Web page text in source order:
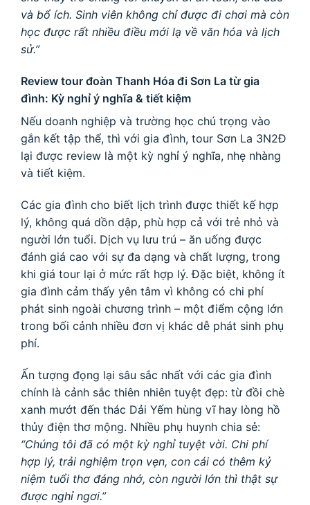
và bổ ích. Sinh viên không chỉ được đi chơi mà còn
học được rất nhiều điều mới lạ về văn hóa và lịch
sử.”
Review tour đoàn Thanh Hóa đi Sơn La từ gia
đình: Kỳ nghỉ ý nghĩa & tiết kiệm
Nếu doanh nghiệp và trường học chú trọng vào
gắn kết tập thể, thì với gia đình, tour Sơn La 3N2Đ
lại được review là một kỳ nghỉ ý nghĩa, nhẹ nhàng
và tiết kiệm.
Các gia đình cho biết lịch trình được thiết kế hợp
lý, không quá dồn dập, phù hợp cả với trẻ nhỏ và
người lớn tuổi. Dịch vụ lưu trú – ăn uống được
đánh giá cao với sự đa dạng và chất lượng, trong
khi giá tour lại ở mức rất hợp lý. Đặc biệt, không ít
gia đình cảm thấy yên tâm vì không có chi phí
phát sinh ngoài chương trình – một điểm cộng lớn
trong bối cảnh nhiều đơn vị khác dễ phát sinh phụ
phí.
Ấn tượng đọng lại sâu sắc nhất với các gia đình
chính là cảnh sắc thiên nhiên tuyệt đẹp: từ đồi chè
xanh mướt đến thác Dải Yếm hùng vĩ hay lòng hồ
thủy điện thơ mộng. Nhiều phụ huynh chia sẻ:
“Chúng tôi đã có một kỳ nghỉ tuyệt vời. Chi phí
hợp lý, trải nghiệm trọn vẹn, con cái có thêm kỷ
niệm tuổi thơ đáng nhớ, còn người lớn thì thật sự
được nghỉ ngơi.”